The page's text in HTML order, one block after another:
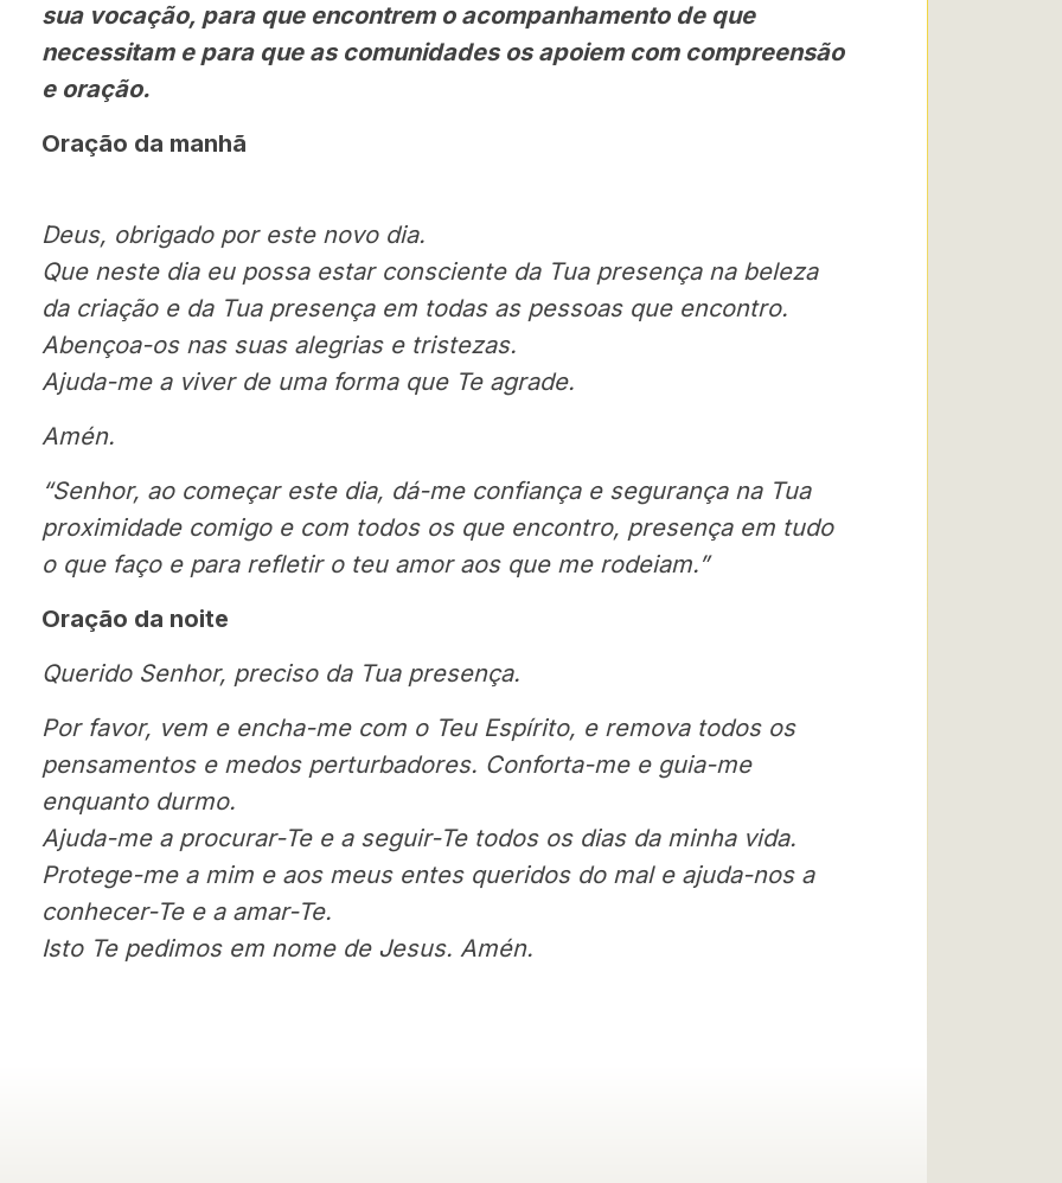
sua vocação, para que encontrem o acompanhamento de que
necessitam e para que as comunidades os apoiem com compreensão
e oração.
Oração da manhã
Deus, obrigado por este novo dia.
Que neste dia eu possa estar consciente da Tua presença na beleza
da criação e da Tua presença em todas as pessoas que encontro.
Abençoa-os nas suas alegrias e tristezas.
Ajuda-me a viver de uma forma que Te agrade.
Amén.
“Senhor, ao começar este dia, dá-me confiança e segurança na Tua
proximidade comigo e com todos os que encontro, presença em tudo
o que faço e para refletir o teu amor aos que me rodeiam.”
Oração da noite
Querido Senhor, preciso da Tua presença.
Por favor, vem e encha-me com o Teu Espírito, e remova todos os
pensamentos e medos perturbadores. Conforta-me e guia-me
enquanto durmo.
Ajuda-me a procurar-Te e a seguir-Te todos os dias da minha vida.
Protege-me a mim e aos meus entes queridos do mal e ajuda-nos a
conhecer-Te e a amar-Te.
Isto Te pedimos em nome de Jesus. Amén.